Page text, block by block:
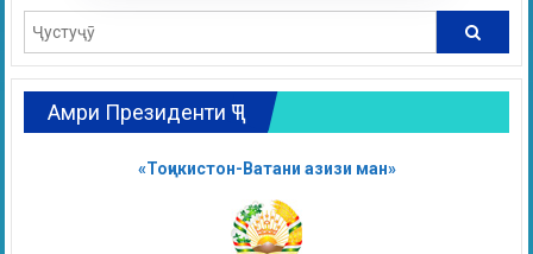
Амри Президенти ҶТ
«Тоҷикистон-Ватани азизи ман»